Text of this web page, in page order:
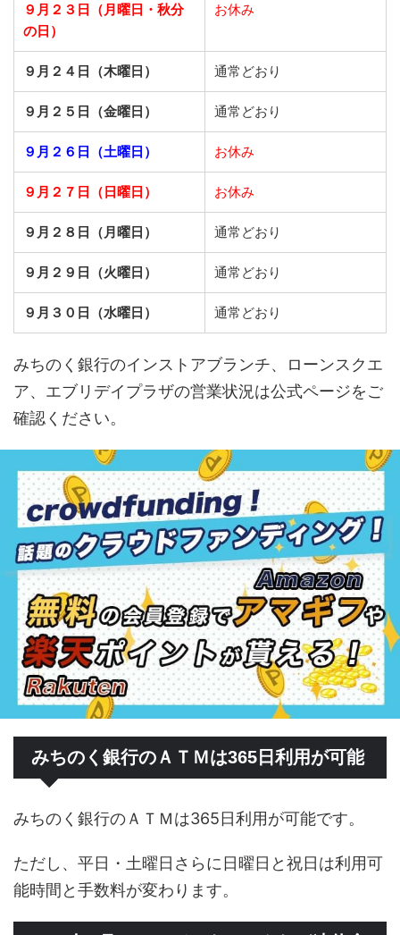
９月２３日
（月曜日・秋分
の日）
お休み
９月２４日（木曜日） 通常どおり
９月２５日（金曜日） 通常どおり
９月２６日（土曜日） お休み
９月２７日（日曜日） お休み
９月２８日（月曜日） 通常どおり
９月２９日（火曜日） 通常どおり
９月３０日（水曜日） 通常どおり
みちのく銀行のインストアブランチ、ローンスクエ
ア、エブリデイプラザの営業状況は公式ページをご
確認ください。
みちのく銀行のＡＴＭは365日利用が可能
みちのく銀行のＡＴＭは365日利用が可能です。
ただし、平日・土曜日さらに日曜日と祝日は利用可
能時間と手数料が変わります。